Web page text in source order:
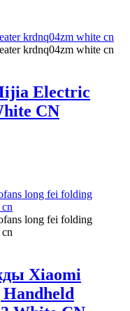
Electric
CN
Xiaomi